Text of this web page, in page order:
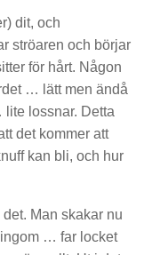
dit, och
ströaren och börjar
för hårt. Någon
… lätt men ändå
lossnar. Detta
det kommer att
kan bli, och hur
Man skakar nu
… far locket